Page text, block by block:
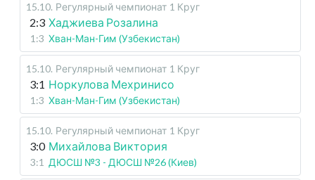
15.10. Регулярный чемпионат 1 Круг
2:3 Хаджиева Розалина
1:3 Хван-Ман-Гим (Узбекистан)
15.10. Регулярный чемпионат 1 Круг
3:1 Норкулова Мехринисо
1:3 Хван-Ман-Гим (Узбекистан)
15.10. Регулярный чемпионат 1 Круг
3:0 Михайлова Виктория
3:1 ДЮСШ №3 - ДЮСШ №26 (Киев)